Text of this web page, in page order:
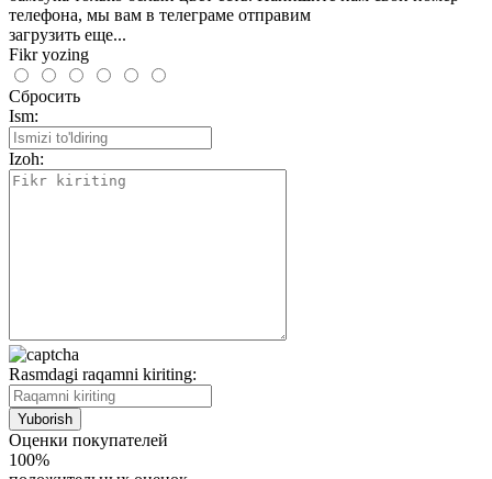
телефона, мы вам в телеграме отправим
загрузить еще...
Fikr yozing
Сбросить
Ism:
Izoh:
Rasmdagi raqamni kiriting:
Оценки покупателей
100%